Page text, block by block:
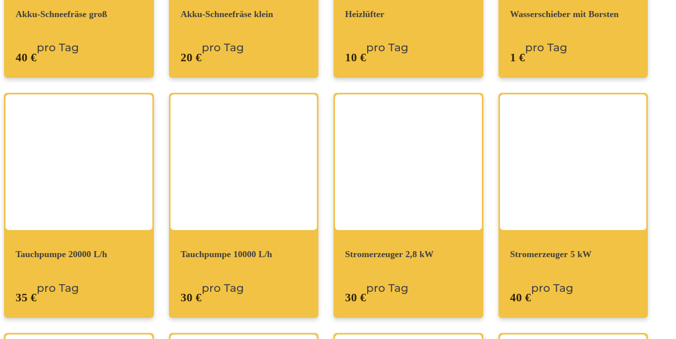
Akku-Schneefräse groß
40 €
pro Tag
Akku-Schneefräse klein
20 €
pro Tag
Heizlüfter
10 €
pro Tag
Wasserschieber mit Borsten
1 €
pro Tag
Tauchpumpe 20000 L/h
35 €
pro Tag
Tauchpumpe 10000 L/h
30 €
pro Tag
Stromerzeuger 2,8 kW
30 €
pro Tag
Stromerzeuger 5 kW
40 €
pro Tag